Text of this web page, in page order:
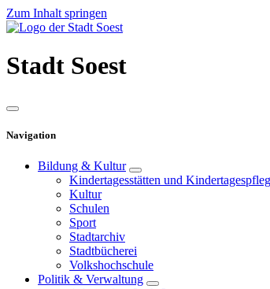
Zum Inhalt springen
Stadt Soest
Navigation
Bildung & Kultur
Kindertagesstätten und
Kultur
Schulen
Sport
Stadtarchiv
Stadtbücherei
Volkshochschule
Politik & Verwaltung